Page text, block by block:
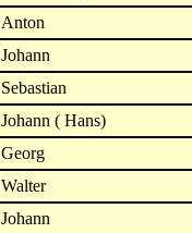
Anton
Johann
Sebastian
Johann ( Hans)
Georg
Walter
Johann